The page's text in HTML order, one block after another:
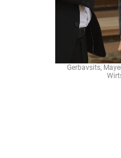
Gerbavsits,